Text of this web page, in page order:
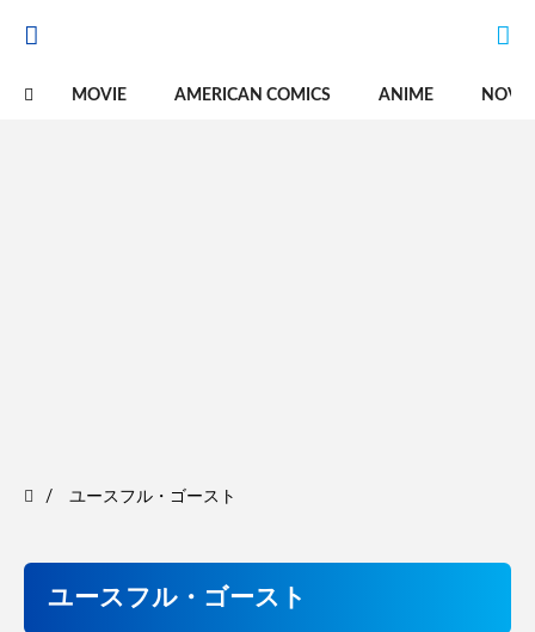
MOVIE AMERICAN COMICS ANIME
ユースフル・ゴースト
ユースフル・ゴースト